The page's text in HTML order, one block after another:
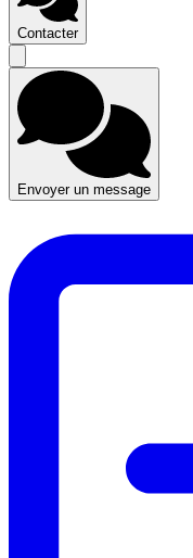
Contacter
Envoyer un message